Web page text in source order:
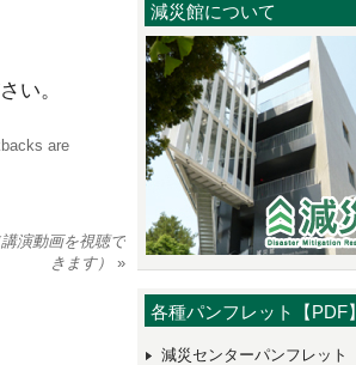
い。
are
演動画を視聴で
きます） »
減災館について
各種パンフレット【PDF】
減災センターパンフレット